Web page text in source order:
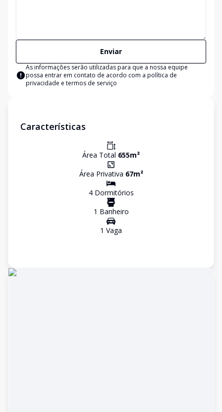
Enviar
As informações serão utilizadas para que a nossa equipe
possa entrar em contato de acordo com a política de
privacidade e termos de serviço
Características
Área Total 655m²
Área Privativa 67m²
4Dormitórios
1 Banheiro
1 Vaga